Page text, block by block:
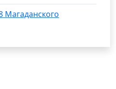
Магаданского